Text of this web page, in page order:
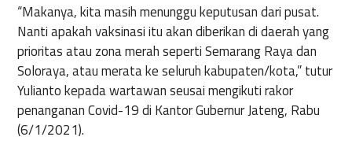
“Makanya, kita masih menunggu keputusan dari pusat.
Nanti apakah vaksinasi itu akan diberikan di daerah yang
prioritas atau zona merah seperti Semarang Raya dan
Soloraya, atau merata ke seluruh kabupaten/kota,” tutur
Yulianto kepada wartawan seusai mengikuti rakor
penanganan Covid-19 di Kantor Gubernur Jateng, Rabu
(6/1/2021).